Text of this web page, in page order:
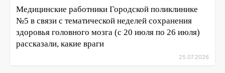
Медицинские работники Городской поликлинике
№5 в связи с тематической неделей сохранения
здоровья головного мозга (с 20 июля по 26 июля)
рассказали, какие враги
25.07.2026